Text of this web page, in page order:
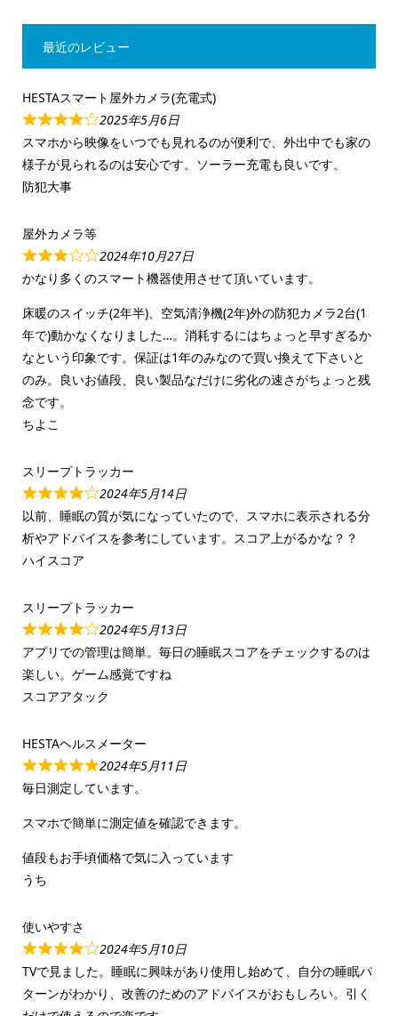
最近のレビュー
HESTAスマート屋外カメラ(充電式)
2025年5月6日
スマホから映像をいつでも見れるのが便利で、外出中でも家の
様子が見られるのは安心です。ソーラー充電も良いです。
防犯大事
屋外カメラ等
2024年10月27日
かなり多くのスマート機器使用させて頂いています。
床暖のスイッチ(2年半)、空気清浄機(2年)外の防犯カメラ2台(1
年で)動かなくなりました…。消耗するにはちょっと早すぎるか
なという印象です。保証は1年のみなので買い換えて下さいと
のみ。良いお値段、良い製品なだけに劣化の速さがちょっと残
念です。
ちよこ
スリープトラッカー
2024年5月14日
以前、睡眠の質が気になっていたので、スマホに表示される分
析やアドバイスを参考にしています。スコア上がるかな？？
ハイスコア
スリープトラッカー
2024年5月13日
アプリでの管理は簡単。毎日の睡眠スコアをチェックするのは
楽しい。ゲーム感覚ですね
スコアアタック
HESTAヘルスメーター
2024年5月11日
毎日測定しています。
スマホで簡単に測定値を確認できます。
値段もお手頃価格で気に入っています
うち
使いやすさ
2024年5月10日
TVで見ました。睡眠に興味があり使用し始めて、自分の睡眠パ
ターンがわかり、改善のためのアドバイスがおもしろい。引く